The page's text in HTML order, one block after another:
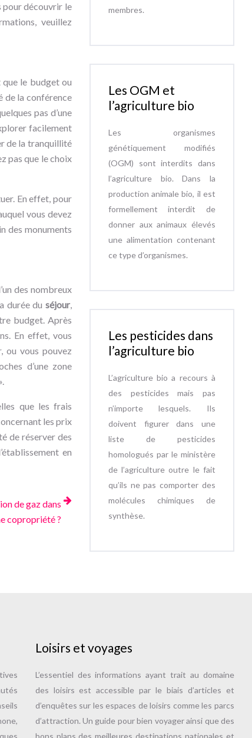
pour découvrir le
veuillez
le budget ou
de la conférence
pas d’une
facilement
de la tranquillité
pas que le choix
En effet, pour
vous devez
des monuments
des nombreux
durée du séjour,
budget. Après
En effet, vous
ou vous pouvez
d’une zone
que les frais
les prix
de réserver des
en
de gaz dans
copropriété ?
membres.
Les OGM et
l’agriculture bio
Les organismes
génétiquement modifiés
(OGM) sont interdits dans
l’agriculture bio. Dans la
production animale bio, il est
formellement interdit de
donner aux animaux élevés
une alimentation contenant
ce type d’organismes.
Les pesticides dans
l’agriculture bio
L’agriculture bio a recours à
des pesticides mais pas
n’importe lesquels. Ils
doivent figurer dans une
liste de pesticides
homologués par le ministère
de l’agriculture outre le fait
qu’ils ne pas comporter des
molécules chimiques de
synthèse.
Loisirs et voyages
L’essentiel des informations ayant trait au domaine
des loisirs est accessible par le biais d’articles et
d’enquêtes sur les espaces de loisirs comme les parcs
d’attraction. Un guide pour bien voyager ainsi que des
bons plans des meilleures destinations nationales et